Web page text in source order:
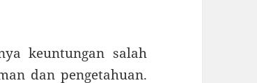
keuntungan salah
dan pengetahuan.